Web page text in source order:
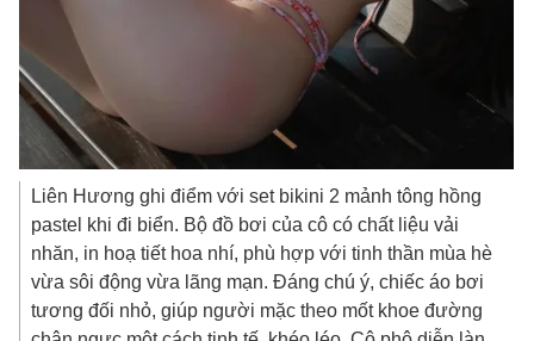
Liên Hương ghi điểm với set bikini 2 mảnh tông hồng
pastel khi đi biển. Bộ đồ bơi của cô có chất liệu vải
nhăn, in hoạ tiết hoa nhí, phù hợp với tinh thần mùa hè
vừa sôi động vừa lãng mạn. Đáng chú ý, chiếc áo bơi
tương đối nhỏ, giúp người mặc theo mốt khoe đường